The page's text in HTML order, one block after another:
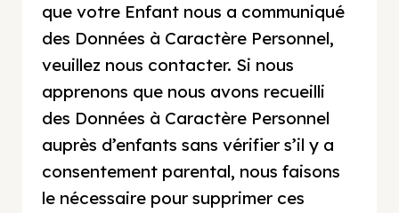
que votre Enfant nous a communiqué
des Données à Caractère Personnel,
veuillez nous contacter. Si nous
apprenons que nous avons recueilli
des Données à Caractère Personnel
auprès d’enfants sans vérifier s’il y a
consentement parental, nous faisons
le nécessaire pour supprimer ces